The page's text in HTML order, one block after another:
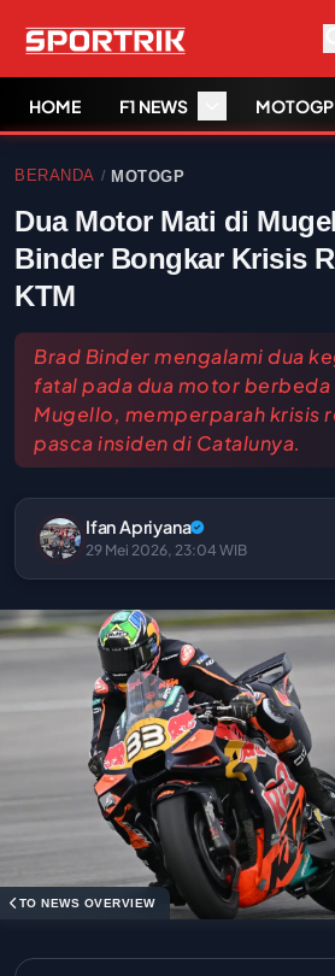
HOME F1 NEWS MOTOGP
BERANDA / MOTOGP
Dua Motor Mati di
Binder Bongkar Krisis
KTM
Brad Binder mengalami dua
fatal pada dua motor berbeda
Mugello, memperparah krisis
pasca insiden di Catalunya.
Ifan Apriyana
29 Mei 2026, 23:04 WIB
TO NEWS OVERVIEW